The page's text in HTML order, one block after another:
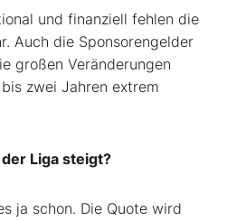
und finanziell fehlen die
Auch die Sponsorengelder
großen Veränderungen
zwei Jahren extrem
Liga steigt?
ja schon. Die Quote wird